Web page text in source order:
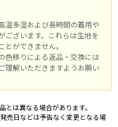
温多湿および長時間の着用や
ございます。これらは生地を
ができません。
色移りによる返品・交換には
理解いただきますようお願い
は異なる場合があります。
売日などは予告なく変更となる場